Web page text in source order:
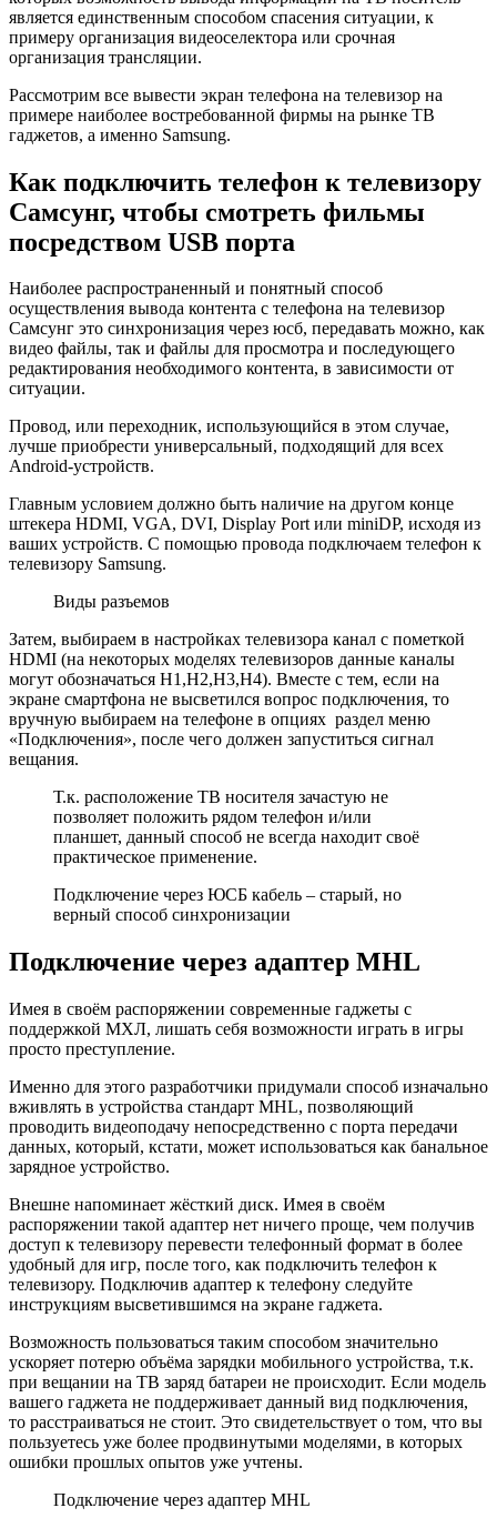
является единственным способом спасения ситуации, к
примеру организация видеоселектора или срочная
организация трансляции.
Рассмотрим все вывести экран телефона на телевизор на
примере наиболее востребованной фирмы на рынке ТВ
гаджетов, а именно Samsung.
Как подключить телефон к телевизору
Самсунг, чтобы смотреть фильмы
посредством USB порта
Наиболее распространенный и понятный способ
осуществления вывода контента с телефона на телевизор
Самсунг это синхронизация через юсб, передавать можно, как
видео файлы, так и файлы для просмотра и последующего
редактирования необходимого контента, в зависимости от
ситуации.
Провод, или переходник, использующийся в этом случае,
лучше приобрести универсальный, подходящий для всех
Android-устройств.
Главным условием должно быть наличие на другом конце
штекера HDMI, VGA, DVI, Display Port или miniDP, исходя из
ваших устройств. С помощью провода подключаем телефон к
телевизору Samsung.
Виды разъемов
Затем, выбираем в настройках телевизора канал с пометкой
HDMI (на некоторых моделях телевизоров данные каналы
могут обозначаться H1,H2,H3,H4). Вместе с тем, если на
экране смартфона не высветился вопрос подключения, то
вручную выбираем на телефоне в опциях раздел меню
«Подключения», после чего должен запуститься сигнал
вещания.
Т.к. расположение ТВ носителя зачастую не
позволяет положить рядом телефон и/или
планшет, данный способ не всегда находит своё
практическое применение.
Подключение через ЮСБ кабель – старый, но
верный способ синхронизации
Подключение через адаптер MHL
Имея в своём распоряжении современные гаджеты с
поддержкой МХЛ, лишать себя возможности играть в игры
просто преступление.
Именно для этого разработчики придумали способ изначально
вживлять в устройства стандарт MHL, позволяющий
проводить видеоподачу непосредственно с порта передачи
данных, который, кстати, может использоваться как банальное
зарядное устройство.
Внешне напоминает жёсткий диск. Имея в своём
распоряжении такой адаптер нет ничего проще, чем получив
доступ к телевизору перевести телефонный формат в более
удобный для игр, после того, как подключить телефон к
телевизору. Подключив адаптер к телефону следуйте
инструкциям высветившимся на экране гаджета.
Возможность пользоваться таким способом значительно
ускоряет потерю объёма зарядки мобильного устройства, т.к.
при вещании на ТВ заряд батареи не происходит. Если модель
вашего гаджета не поддерживает данный вид подключения,
то расстраиваться не стоит. Это свидетельствует о том, что вы
пользуетесь уже более продвинутыми моделями, в которых
ошибки прошлых опытов уже учтены.
Подключение через адаптер MHL